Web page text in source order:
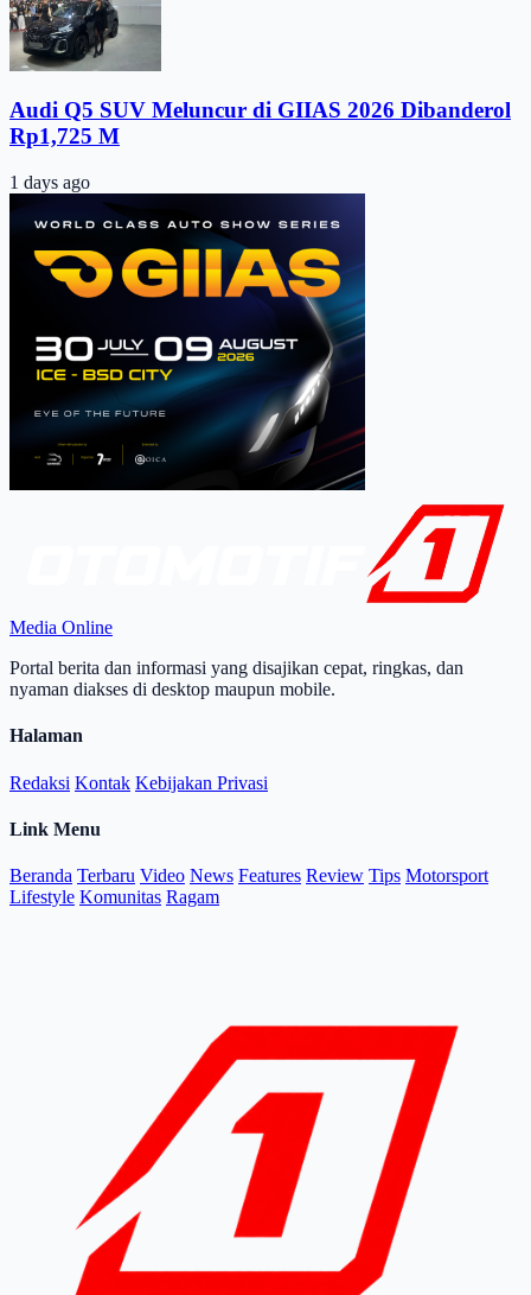
Audi Q5 SUV Meluncur di GIIAS 2026 Dibanderol
Rp1,725 M
1 days ago
Media Online
Portal berita dan informasi yang disajikan cepat, ringkas, dan
nyaman diakses di desktop maupun mobile.
Halaman
Redaksi Kontak Kebijakan Privasi
Link Menu
Beranda Terbaru Video News Features Review Tips Motorsport
Lifestyle Komunitas Ragam